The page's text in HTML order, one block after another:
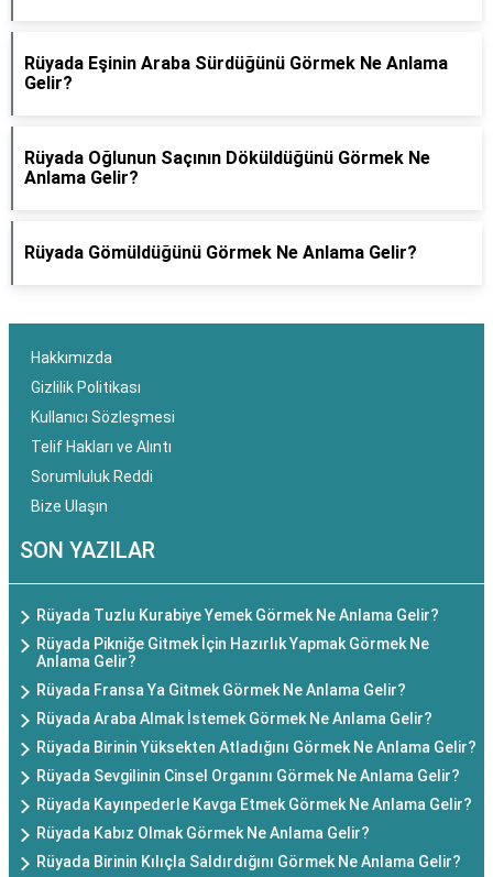
Rüyada Eşinin Araba Sürdüğünü Görmek Ne Anlama
Gelir?
Rüyada Oğlunun Saçının Döküldüğünü Görmek Ne
Anlama Gelir?
Rüyada Gömüldüğünü Görmek Ne Anlama Gelir?
Hakkımızda
Gizlilik Politikası
Kullanıcı Sözleşmesi
Telif Hakları ve Alıntı
Sorumluluk Reddi
Bize Ulaşın
SON YAZILAR
Rüyada Tuzlu Kurabiye Yemek Görmek Ne Anlama Gelir?
Rüyada Pikniğe Gitmek İçin Hazırlık Yapmak Görmek Ne
Anlama Gelir?
Rüyada Fransa Ya Gitmek Görmek Ne Anlama Gelir?
Rüyada Araba Almak İstemek Görmek Ne Anlama Gelir?
Rüyada Birinin Yüksekten Atladığını Görmek Ne Anlama Gelir?
Rüyada Sevgilinin Cinsel Organını Görmek Ne Anlama Gelir?
Rüyada Kayınpederle Kavga Etmek Görmek Ne Anlama Gelir?
Rüyada Kabız Olmak Görmek Ne Anlama Gelir?
Rüyada Birinin Kılıçla Saldırdığını Görmek Ne Anlama Gelir?